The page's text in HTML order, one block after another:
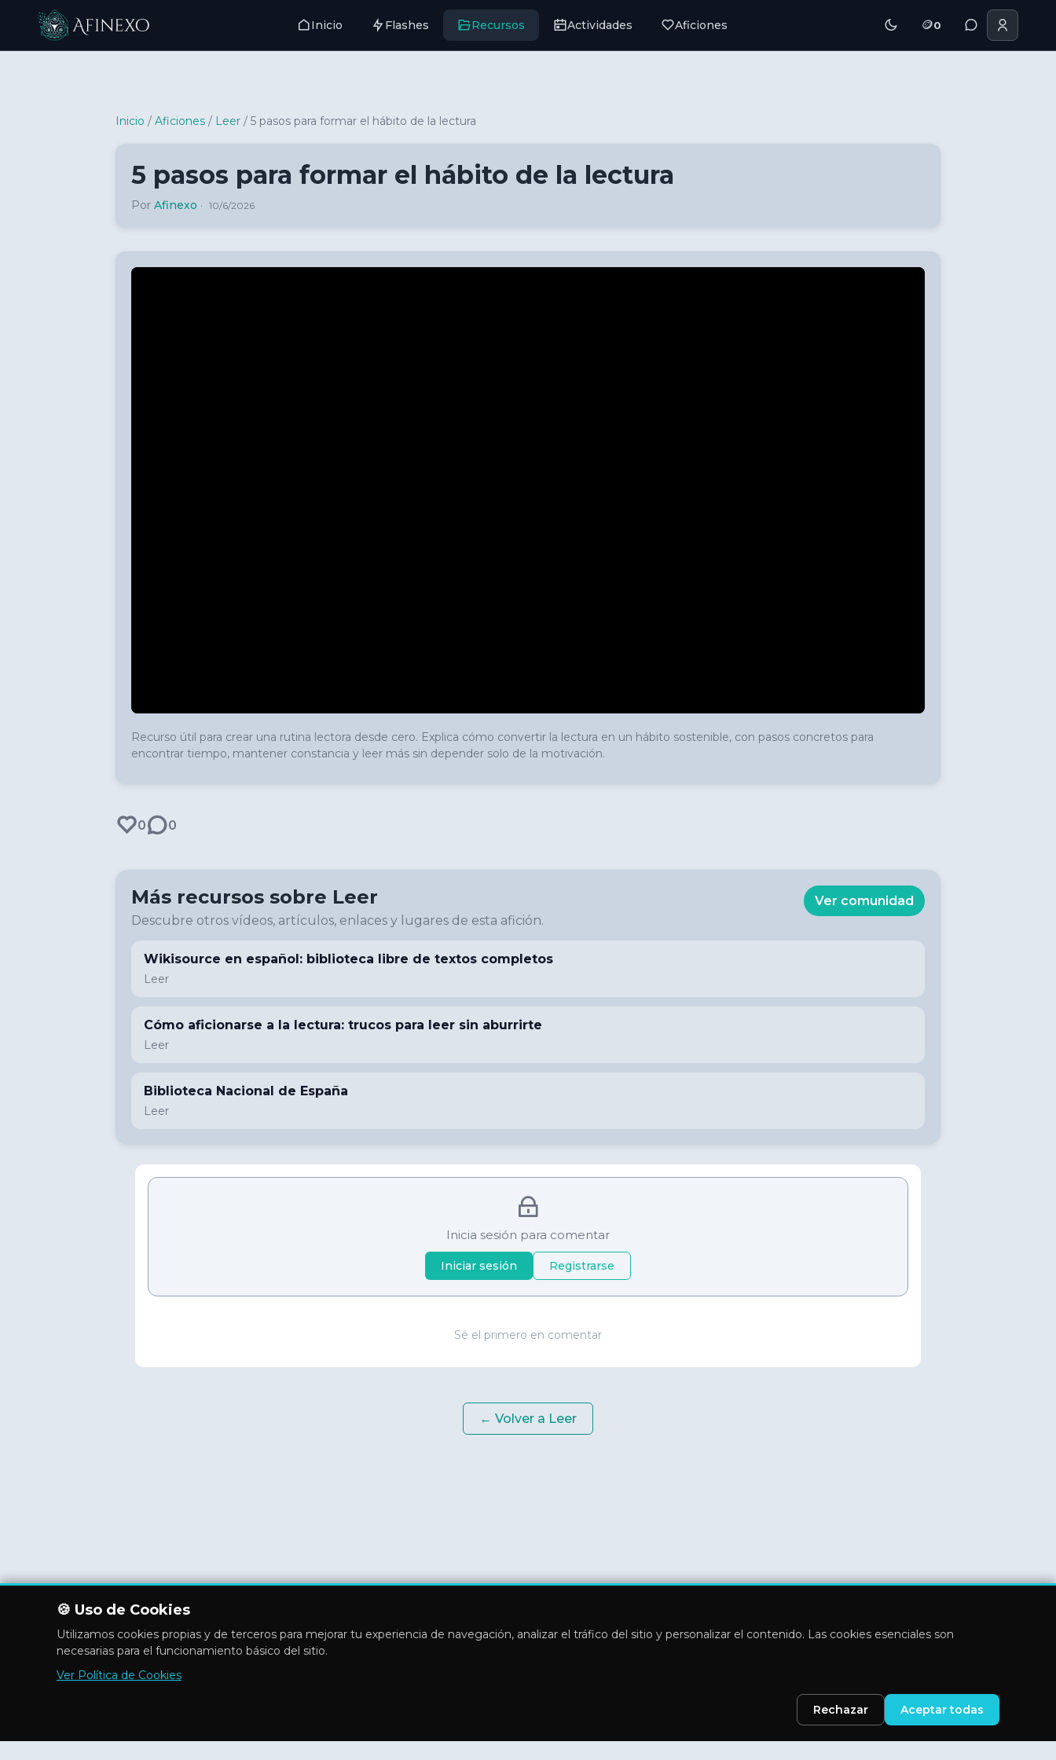
Inicio Afinexo Inicio Flashes Recursos Actividades Aficiones 🪙0
Inicio / Aficiones / Leer / 5 pasos para formar el hábito de la lectura
5 pasos para formar el hábito de la lectura
Por Afinexo · 10/6/2026
Recurso útil para crear una rutina lectora desde cero. Explica cómo convertir la lectura en un hábito sostenible, con pasos concretos para
encontrar tiempo, mantener constancia y leer más sin depender solo de la motivación.
0 0
Más recursos sobre Leer
Descubre otros vídeos, artículos, enlaces y lugares de esta afición.
Ver comunidad
Wikisource en español: biblioteca libre de textos completos
Leer
Cómo aficionarse a la lectura: trucos para leer sin aburrirte
Leer
Biblioteca Nacional de España
Leer
Inicia sesión para comentar
Iniciar sesión Registrarse
Sé el primero en comentar
← Volver a Leer
🍪 Uso de Cookies
Utilizamos cookies propias y de terceros para mejorar tu experiencia de navegación, analizar el tráfico del sitio y personalizar el contenido. Las cookies esenciales son
necesarias para el funcionamiento básico del sitio.
Ver Política de Cookies
Rechazar Aceptar todas